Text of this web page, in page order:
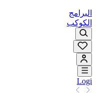
البرامج
الكوكب
Logi